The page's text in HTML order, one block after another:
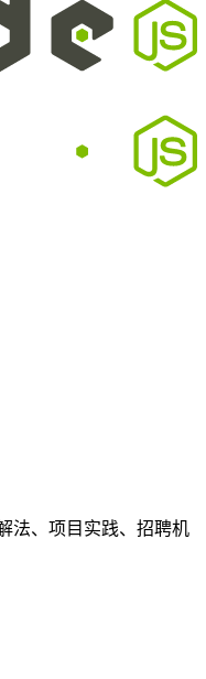
法、项目实践、招聘机